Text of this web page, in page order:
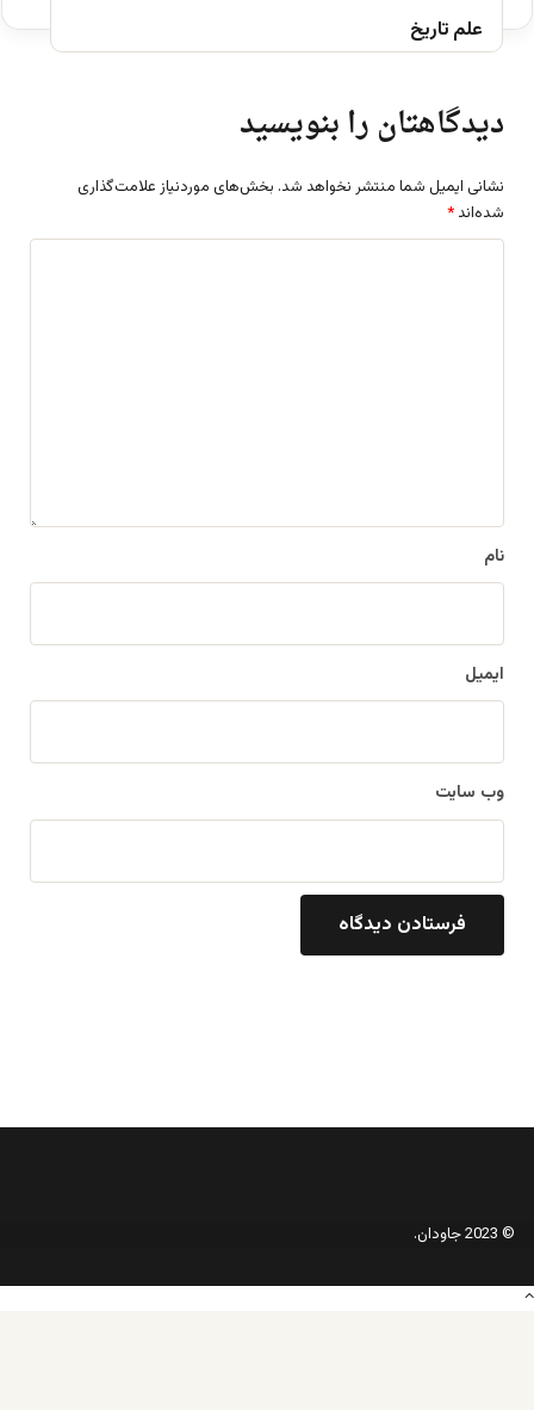
علم تاریخ
دیدگاهتان را بنویسید
نشانی ایمیل شما منتشر نخواهد شد. بخش‌های موردنیاز علامت‌گذاری
شده‌اند *
نام
ایمیل
وب‌ سایت
© 2023 جاودان.